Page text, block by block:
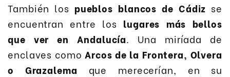
También los pueblos blancos de Cádiz se
encuentran entre los lugares más bellos
que ver en Andalucía. Una miríada de
enclaves como Arcos de la Frontera, Olvera
o Grazalema que merecerían, en su